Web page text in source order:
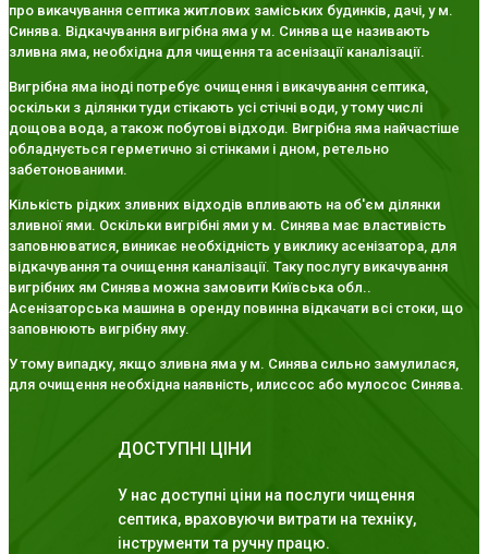
про викачування септика житлових заміських будинків, дачі, у м.
Синява. Відкачування вигрібна яма у м. Синява ще називають
зливна яма, необхідна для чищення та асенізації каналізації.
Вигрібна яма іноді потребує очищення і викачування септика,
оскільки з ділянки туди стікають усі стічні води, у тому числі
дощова вода, а також побутові відходи. Вигрібна яма найчастіше
обладнується герметично зі стінками і дном, ретельно
забетонованими.
Кількість рідких зливних відходів впливають на об'єм ділянки
зливної ями. Оскільки вигрібні ями у м. Синява має властивість
заповнюватися, виникає необхідність у виклику асенізатора, для
відкачування та очищення каналізації. Таку послугу викачування
вигрібних ям Синява можна замовити Київська обл..
Асенізаторська машина в оренду повинна відкачати всі стоки, що
заповнюють вигрібну яму.
У тому випадку, якщо зливна яма у м. Синява сильно замулилася,
для очищення необхідна наявність, илиссос або мулосос Синява.
ДОСТУПНІ ЦІНИ
У нас доступні ціни на послуги чищення
септика, враховуючи витрати на техніку,
інструменти та ручну працю.